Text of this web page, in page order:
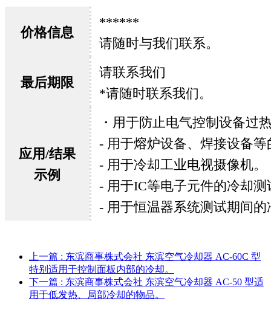
价格信息
******
请随时与我们联系。
最后期限
请联系我们
*请随时联系我们。
应用/结果
示例
・用于防止电气控制设备过
- 用于熔炉设备、焊接设备
- 用于冷却工业电视摄像机。
- 用于IC等电子元件的冷却测
- 用于恒温器系统测试期间的
上一篇 : 东滨商事株式会社 东滨空气冷却器 AC-60C 型
特别适用于控制面板内部的冷却。
下一篇 : 东滨商事株式会社 东滨空气冷却器 AC-50 型适
用于低发热、局部冷却的物品。